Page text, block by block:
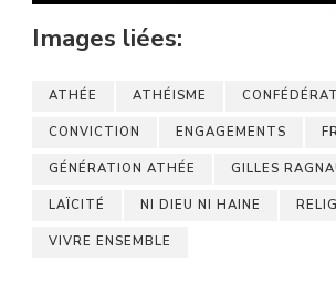
Images liées:
ATHÉE ATHÉISME
CONVICTION ENGAGEMENTS
GÉNÉRATION ATHÉE GILLES
LAÏCITÉ NI DIEU NI HAINE
VIVRE ENSEMBLE